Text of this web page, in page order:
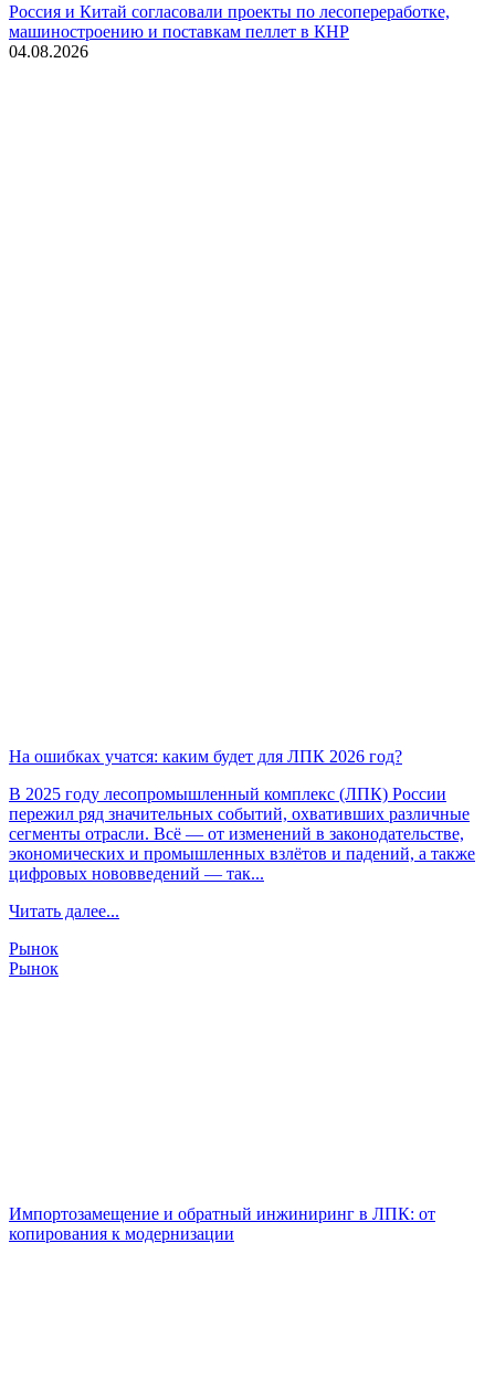
Россия и Китай согласовали проекты по лесопереработке,
машиностроению и поставкам пеллет в КНР
04.08.2026
На ошибках учатся: каким будет для ЛПК 2026 год?
В 2025 году лесопромышленный комплекс (ЛПК) России
пережил ряд значительных событий, охвативших различные
сегменты отрасли. Всё — от изменений в законодательстве,
экономических и промышленных взлётов и падений, а также
цифровых нововведений — так...
Читать далее...
Рынок
Рынок
Импортозамещение и обратный инжиниринг в ЛПК: от
копирования к модернизации